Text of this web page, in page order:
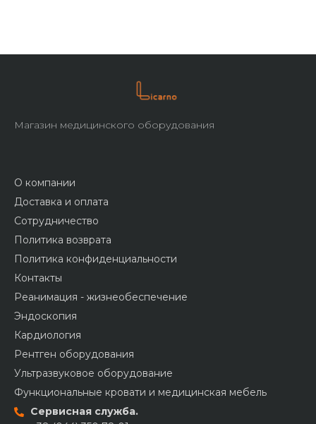
Магазин медицинского оборудования
О компании
Доставка и оплата
Сотрудничество
Политика возврата
Политика конфиденциальности
Контакты
Реанимация - жизнеобеспечение
Эндоскопия
Кардиология
Рентген оборудования
Ультразвуковое оборудование
Функциональные кровати и медицинская мебель
Сервисная служба.